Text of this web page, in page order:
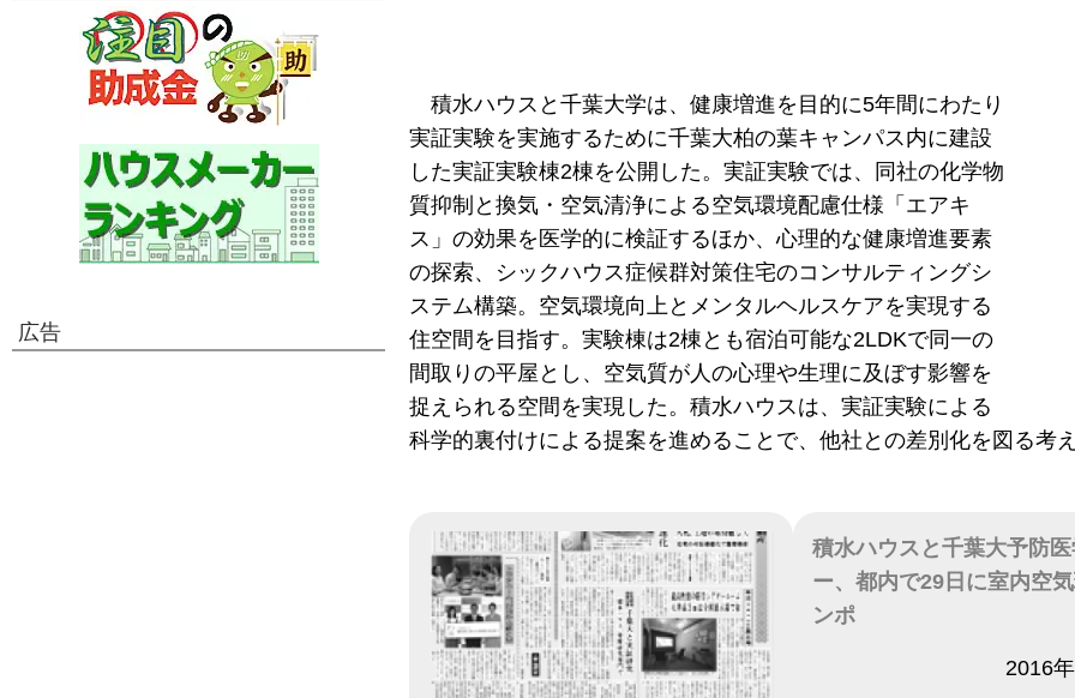
積水ハウスと千葉大学は、健康増進を目的に5年間にわたり
実証実験を実施するために千葉大柏の葉キャンパス内に建設
した実証実験棟2棟を公開した。実証実験では、同社の化学物
質抑制と換気・空気清浄による空気環境配慮仕様「エアキ
ス」の効果を医学的に検証するほか、心理的な健康増進要素
の探索、シックハウス症候群対策住宅のコンサルティングシ
ステム構築。空気環境向上とメンタルヘルスケアを実現する
住空間を目指す。実験棟は2棟とも宿泊可能な2LDKで同一の
間取りの平屋とし、空気質が人の心理や生理に及ぼす影響を
捉えられる空間を実現した。積水ハウスは、実証実験による
科学的裏付けによる提案を進めることで、他社との差別化を図る考
積水ハウスと千葉大予防
ー、都内で29日に室内空
ンポ
2016
広告